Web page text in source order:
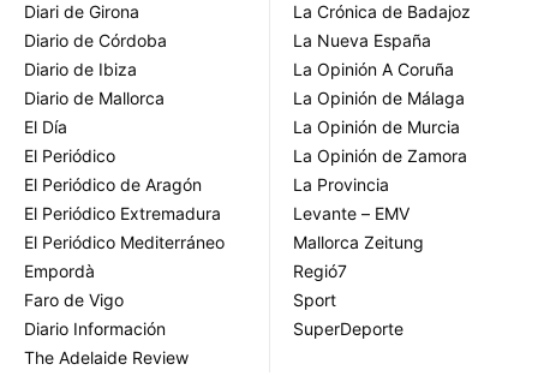
Diari de Girona
Diario de Córdoba
Diario de Ibiza
Diario de Mallorca
El Día
El Periódico
El Periódico de Aragón
El Periódico Extremadura
El Periódico Mediterráneo
Empordà
Faro de Vigo
Diario Información
The Adelaide Review
La Crónica de Badajoz
La Nueva España
La Opinión A Coruña
La Opinión de Málaga
La Opinión de Murcia
La Opinión de Zamora
La Provincia
Levante – EMV
Mallorca Zeitung
Regió7
Sport
SuperDeporte